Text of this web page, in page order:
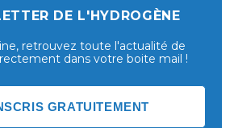
DE L'HYDROGÈNE
retrouvez toute l'actualité de
dans votre boite mail !
GRATUITEMENT